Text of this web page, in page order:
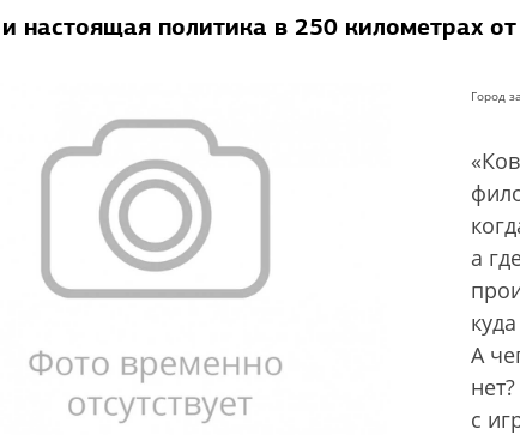
настоящая политика в 250 километрах
Город
а
А
с